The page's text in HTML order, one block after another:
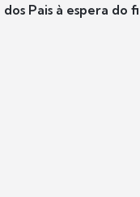
dos Pais à espera do